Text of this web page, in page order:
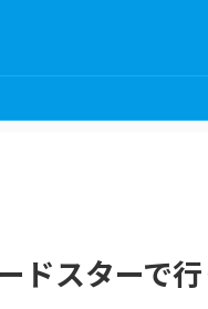
ドスターで